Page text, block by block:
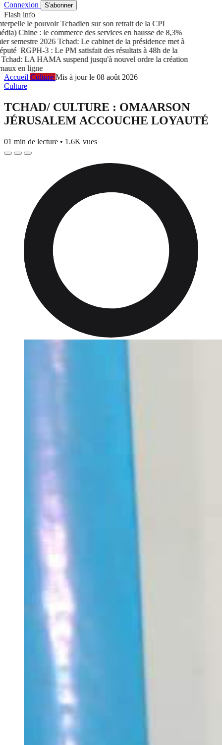
Connexion
S'abonner
Flash info
le pouvoir Tchadien sur son retrait de la CPI
Chine : le commerce des services en hausse de 8,3%
semestre 2026Tchad: Le cabinet de la présidence met à
RGPH-3 : Le PM satisfait des résultats à 48h de la
LA HAMA suspend jusqu'à nouvel ordre la création
en ligne
Accueil Culture Mis à jour le 08 août 2026
Culture
TCHAD/ CULTURE : OMAARSON
JÉRUSALEM ACCOUCHE LOYAUTÉ
01 min de lecture • 1.6K vues